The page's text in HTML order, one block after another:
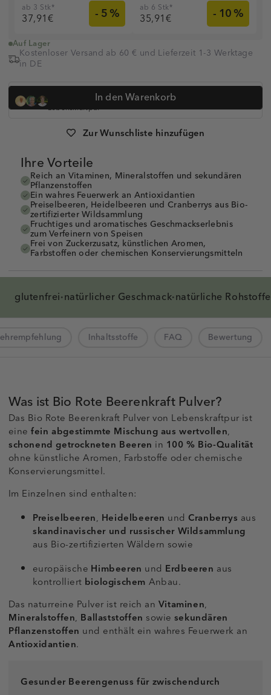
ab 3 Stk*
37,91€ - 5 % ab 6 Stk*
35,91€ - 10 %
Auf Lager
Kostenloser Versand ab 60 € und Lieferzeit 1-3 Werktage
in DE
In den Warenkorb
Zur Wunschliste hinzufügen
Dr. med. Simon Feldhaus, Heilpraktikerin Anna Koop, Dr.
Anne-Kathrin Huge undüber 320.000 Kunden vertrauen auf
Lebenskraftpur
Ihre Vorteile
Reich an Vitaminen, Mineralstoffen und sekundären
Pflanzenstoffen
Ein wahres Feuerwerk an Antioxidantien
Preiselbeeren, Heidelbeeren und Cranberrys aus Bio-
zertifizierter Wildsammlung
Fruchtiges und aromatisches Geschmackserlebnis
zum Verfeinern von Speisen
Frei von Zuckerzusatz, künstlichen Aromen,
Farbstoffen oder chemischen Konservierungsmitteln
glutenfrei·natürlicher Geschmack·natürliche Rohstoffe
Inhaltsstoffe FAQ Bewertung
Was ist Bio Rote Beerenkraft Pulver?
Das Bio Rote Beerenkraft Pulver von Lebenskraftpur ist
einefein abgestimmte Mischung aus wertvollen,
schonend getrockneten Beeren in 100 % Bio-Qualität
ohne künstliche Aromen, Farbstoffe oder chemische
Konservierungsmittel.
Im Einzelnen sind enthalten:
Preiselbeeren, Heidelbeeren undCranberrys aus
skandinavischer und russischer Wildsammlung
aus Bio-zertifizierten Wäldern sowie
europäische Himbeeren und Erdbeeren aus
kontrolliert biologischem Anbau.
Das naturreine Pulver ist reich an Vitaminen,
Mineralstoffen, Ballaststoffen sowie sekundären
Pflanzenstoffen und enthält ein wahres Feuerwerk an
Antioxidantien.
Gesunder Beerengenuss für zwischendurch